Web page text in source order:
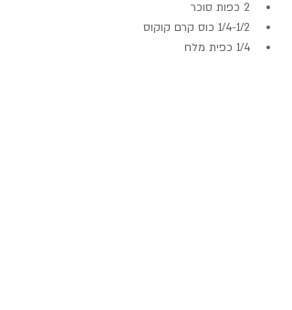
2 כפות סוכר
1/4-1/2 כוס קרם קוקוס
1/4 כפית מלח